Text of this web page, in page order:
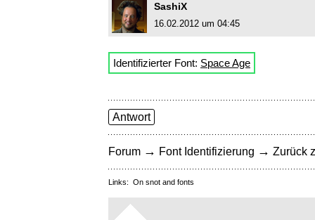
SashiX
16.02.2012 um 04:45
Identifizierter Font: Space Age
Antwort
Forum → Font Identifizierung → Zurück
Links: On snot and fonts